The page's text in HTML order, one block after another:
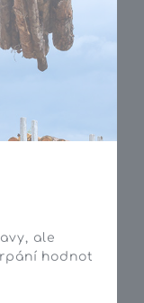
ale
hodnot